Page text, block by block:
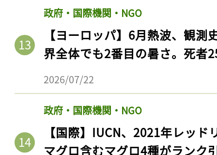
政府・国際機関・NGO
【ヨーロッパ】6月熱波、観
界全体でも2番目の暑さ。死者
2026/07/22
政府・国際機関・NGO
【国際】IUCN、2021年レッ
マグロ含むマグロ4種がランク